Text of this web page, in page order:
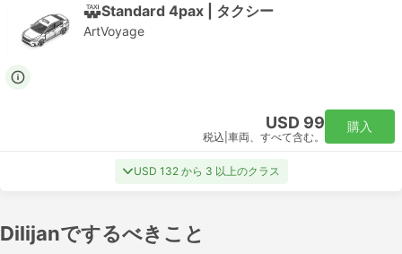
Standard 4pax | タクシー
ArtVoyage
USD 99
税込 車両、すべて含む。
購入
USD 132 から 3 以上のクラス
Dilijanでするべきこと